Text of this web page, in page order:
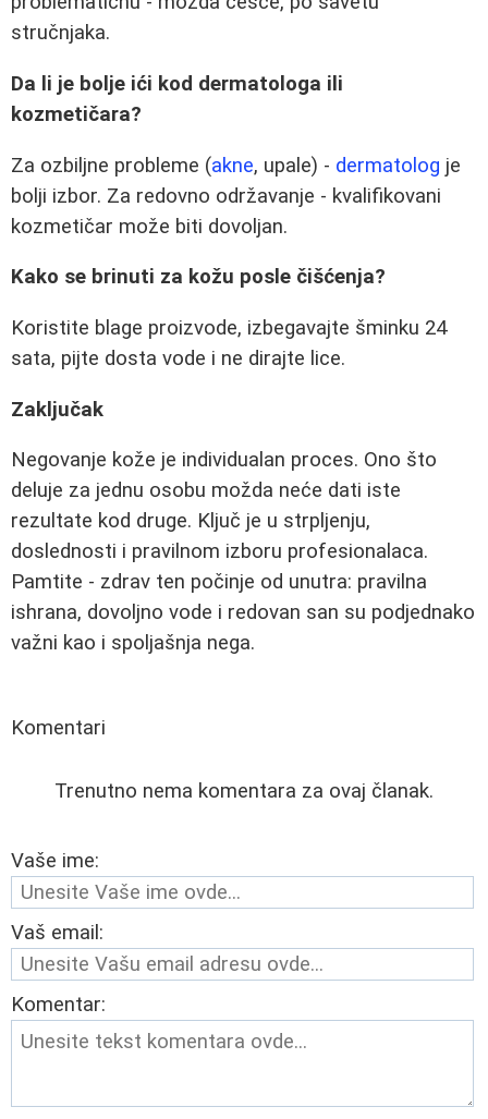
stručnjaka.
Da li je bolje ići kod dermatologa ili
kozmetičara?
Za ozbiljne probleme (akne, upale) - dermatolog je
bolji izbor. Za redovno održavanje - kvalifikovani
kozmetičar može biti dovoljan.
Kako se brinuti za kožu posle čišćenja?
Koristite blage proizvode, izbegavajte šminku 24
sata, pijte dosta vode i ne dirajte lice.
Zaključak
Negovanje kože je individualan proces. Ono što
deluje za jednu osobu možda neće dati iste
rezultate kod druge. Ključ je u strpljenju,
doslednosti i pravilnom izboru profesionalaca.
Pamtite - zdrav ten počinje od unutra: pravilna
ishrana, dovoljno vode i redovan san su podjednako
važni kao i spoljašnja negа.
Komentari
Trenutno nema komentara za ovaj članak.
Vaše ime:
Vaš email:
Komentar: